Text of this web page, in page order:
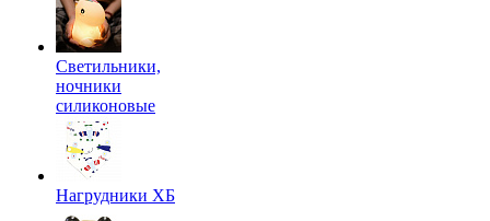
Светильники,
ночники
силиконовые
Нагрудники ХБ